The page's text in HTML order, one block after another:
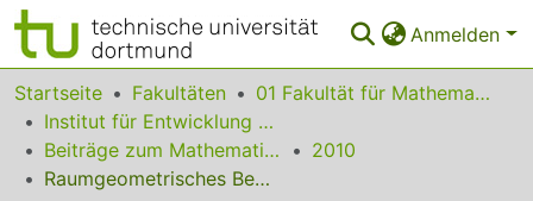
Anmelden
Bereiche & Sammlungen
Das gesamte Repositorium
Statistiken
Startseite Fakultäten
01 Fakultät für Mathematik
Institut für Entwicklung und Erforschung des Mathematikunterrichts
Beiträge zum Mathematikunterricht
2010
Raumgeometrisches Beweisen